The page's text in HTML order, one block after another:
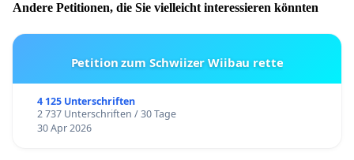
Andere Petitionen, die Sie vielleicht interessieren könnten
Petition zum Schwiizer Wiibau rette
4 125 Unterschriften
2 737 Unterschriften / 30 Tage
30 Apr 2026